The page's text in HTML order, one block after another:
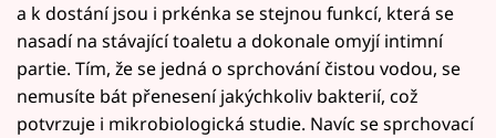
a k dostání jsou i prkénka se stejnou funkcí, která se
nasadí na stávající toaletu a dokonale omyjí intimní
partie. Tím, že se jedná o sprchování čistou vodou, se
nemusíte bát přenesení jakýchkoliv bakterií, což
potvrzuje i mikrobiologická studie. Navíc se sprchovací